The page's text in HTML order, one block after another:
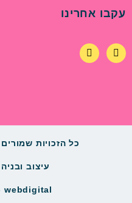
עקבו אחרינו
כל הזכויות
עיצוב
webdigital - פיתוח אתרים